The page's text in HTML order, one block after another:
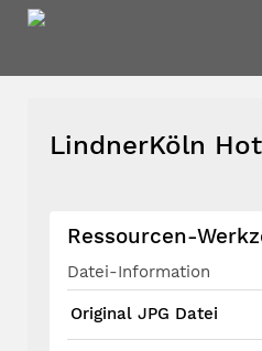
LindnerKöln
Ressourcen-
Datei-Information
Original JPG Datei